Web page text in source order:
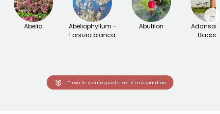
Abelia
Abeliophyllum -
Forsizia bianca
Abutilon
→
Trova le piante giuste per il mio giardino